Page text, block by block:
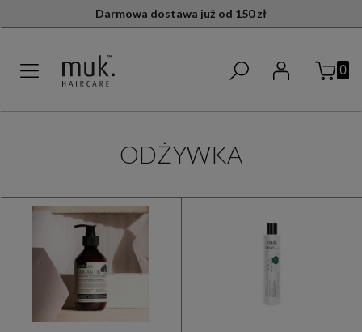
Darmowa dostawa już od 150 zł
ODŻYWKA